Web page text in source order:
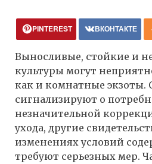
PINTEREST ВКОНТАКТЕ
Выносливые, стойкие и
культуры могут
как и комнатные
сигнализируют о
незначительной
ухода, другие
изменениях условий
требуют серьезных мер.